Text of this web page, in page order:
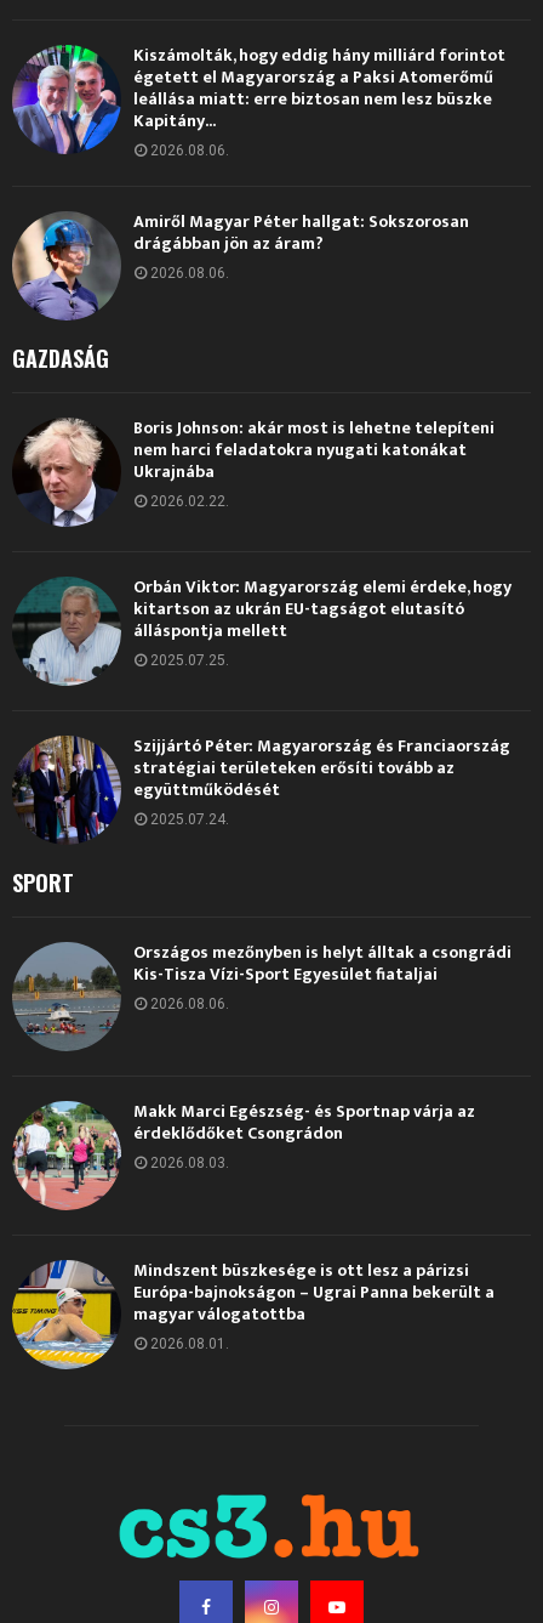
Kiszámolták, hogy eddig hány milliárd forintot
égetett el Magyarország a Paksi Atomerőmű
leállása miatt: erre biztosan nem lesz büszke
Kapitány...
2026.08.06.
Amiről Magyar Péter hallgat: Sokszorosan
drágábban jön az áram?
2026.08.06.
GAZDASÁG
Boris Johnson: akár most is lehetne telepíteni
nem harci feladatokra nyugati katonákat
Ukrajnába
2026.02.22.
Orbán Viktor: Magyarország elemi érdeke, hogy
kitartson az ukrán EU-tagságot elutasító
álláspontja mellett
2025.07.25.
Szijjártó Péter: Magyarország és Franciaország
stratégiai területeken erősíti tovább az
együttműködését
2025.07.24.
SPORT
Országos mezőnyben is helyt álltak a csongrádi
Kis-Tisza Vízi-Sport Egyesület fiataljai
2026.08.06.
Makk Marci Egészség- és Sportnap várja az
érdeklődőket Csongrádon
2026.08.03.
Mindszent büszkesége is ott lesz a párizsi
Európa-bajnokságon – Ugrai Panna bekerült a
magyar válogatottba
2026.08.01.